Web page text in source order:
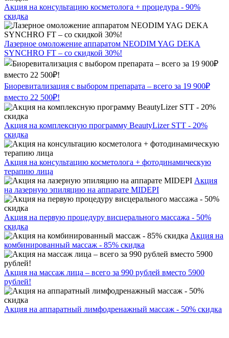
Акция на консультацию косметолога + процедура - 90%
скидка
Лазерное омоложение аппаратом NEODIM YAG DEKA
SYNCHRO FT – со скидкой 30%!
Биоревитализация с выбором препарата – всего за 19 900₽
вместо 22 500₽!
Акция на комплексную программу BeautyLizer STT - 20%
скидка
Акция на консультацию косметолога + фотодинамическую
терапию лица
Акция
на лазерную эпиляцию на аппарате MIDEPI
Акция на первую процедуру висцерального массажа - 50%
скидка
Акция на
комбинированный массаж - 85% скидка
Акция на массаж лица – всего за 990 рублей вместо 5900
рублей!
Акция на аппаратный лимфодренажный массаж - 50% скидка